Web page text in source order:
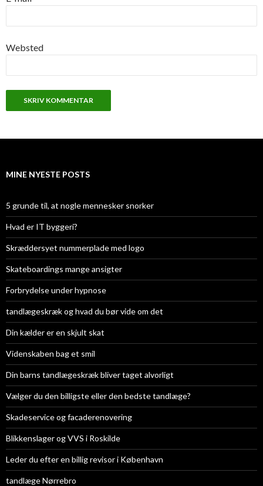
Websted
MINE NYESTE POSTS
5 grunde til, at nogle mennesker snorker
Hvad er IT byggeri?
Skræddersyet nummerplade med logo
Skateboardings mange ansigter
Forbrydelse under hypnose
tandlægeskræk og hvad du bør vide om det
Din kælder er en skjult skat
Videnskaben bag et smil
Din barns tandlægeskræk bliver taget alvorligt
Vælger du den billigste eller den bedste tandlæge?
Skadeservice og facaderenovering
Blikkenslager og VVS i Roskilde
Leder du efter en billig revisor i København
tandlæge Nørrebro